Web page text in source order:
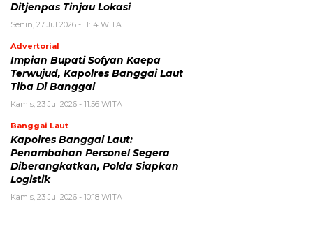
Ditjenpas Tinjau Lokasi
Senin, 27 Jul 2026 - 11:14 WITA
Advertorial
Impian Bupati Sofyan Kaepa
Terwujud, Kapolres Banggai Laut
Tiba Di Banggai
Kamis, 23 Jul 2026 - 11:56 WITA
Banggai Laut
Kapolres Banggai Laut:
Penambahan Personel Segera
Diberangkatkan, Polda Siapkan
Logistik
Kamis, 23 Jul 2026 - 10:18 WITA